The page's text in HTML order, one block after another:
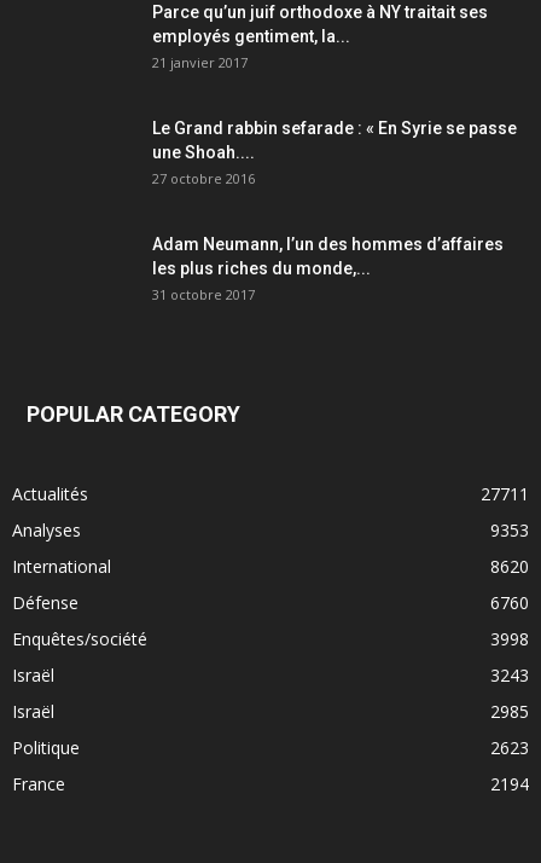
Parce qu’un juif orthodoxe à NY traitait ses
employés gentiment, la...
21 janvier 2017
Le Grand rabbin sefarade : « En Syrie se passe
une Shoah....
27 octobre 2016
Adam Neumann, l’un des hommes d’affaires
les plus riches du monde,...
31 octobre 2017
POPULAR CATEGORY
Actualités
27711
Analyses
9353
International
8620
Défense
6760
Enquêtes/société
3998
Israël
3243
Israël
2985
Politique
2623
France
2194